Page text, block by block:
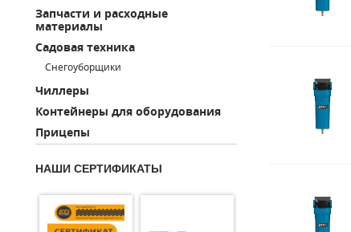
Запчасти и расходные
материалы
Садовая техника
Снегоуборщики
Чиллеры
Контейнеры для оборудования
Прицепы
НАШИ СЕРТИФИКАТЫ
ДЕТАЛИ НАСОСНОЙ ЧАСТИ
ДЕТАЛИ ПОГРУЖНЫХ НАСОСОВ
ШЛАНГИ ДЛЯ МОТОПОМП
ДЛЯ ВАКУУМНЫХ НАСОСОВ